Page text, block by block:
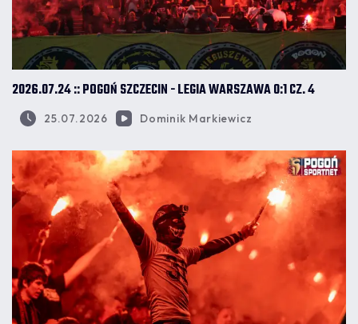
2026.07.24 :: POGOŃ SZCZECIN - LEGIA WARSZAWA 0:1 CZ. 4
25.07.2026 Dominik Markiewicz